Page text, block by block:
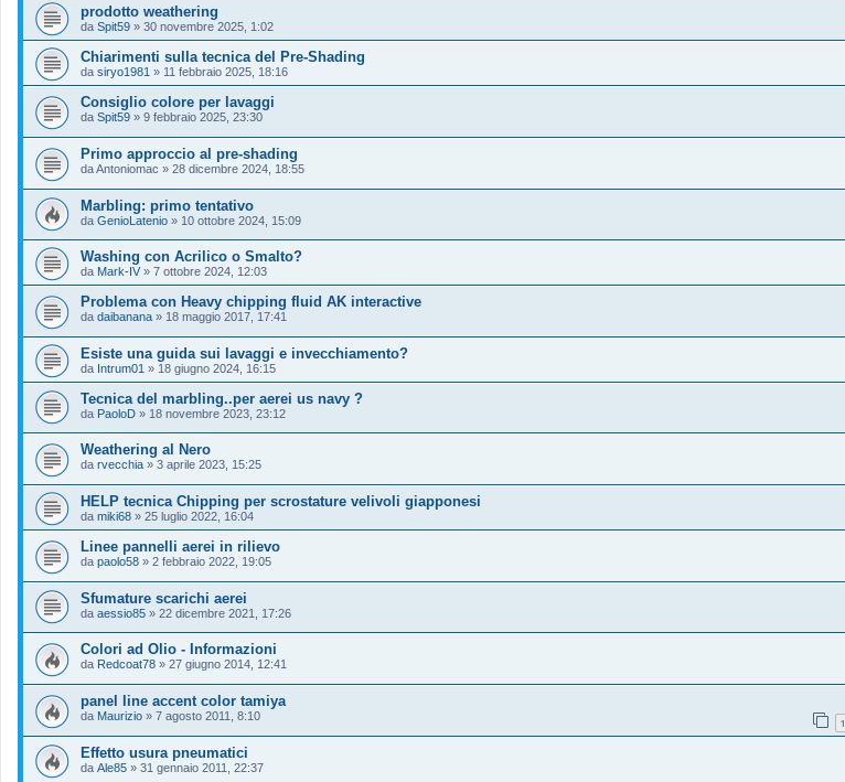
prodotto weathering
da Spit59 » 30 novembre 2025, 1:02
Chiarimenti sulla tecnica del Pre-Shading
da siryo1981 » 11 febbraio 2025, 18:16
Consiglio colore per lavaggi
da Spit59 » 9 febbraio 2025, 23:30
Primo approccio al pre-shading
daAntoniomac » 28 dicembre 2024, 18:55
Marbling: primo tentativo
da GenioLatenio » 10 ottobre 2024, 15:09
Washing con Acrilico o Smalto?
da Mark-IV » 7 ottobre 2024, 12:03
Problema con Heavy chipping fluid AK interactive
da daibanana » 18 maggio 2017, 17:41
Esiste una guida sui lavaggi e invecchiamento?
da Intrum01 » 18 giugno 2024, 16:15
Tecnica del marbling..per aerei us navy ?
da PaoloD » 18 novembre 2023, 23:12
Weathering al Nero
da rvecchia » 3 aprile 2023, 15:25
HELP tecnica Chipping per scrostature velivoli giapponesi
da miki68 » 25 luglio 2022, 16:04
Linee pannelli aerei in rilievo
da paolo58 » 2 febbraio 2022, 19:05
Sfumature scarichi aerei
da aessio85 » 22 dicembre 2021, 17:26
Colori ad Olio - Informazioni
da Redcoat78 » 27 giugno 2014, 12:41
panel line accent color tamiya
da Maurizio » 7 agosto 2011, 8:10 1
Effetto usura pneumatici
da Ale85 » 31 gennaio 2011, 22:37